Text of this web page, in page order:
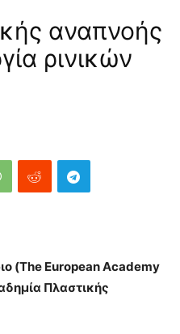
αναπνοής
ρινικών
(The European Academy
Πλαστικής